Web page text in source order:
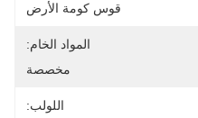
قوس كومة الأرض
المواد الخام:
مخصصة
اللولب: